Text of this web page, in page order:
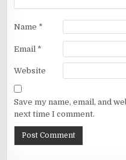
Name *
Email *
Website
Save my name, email, and
next time I comment.